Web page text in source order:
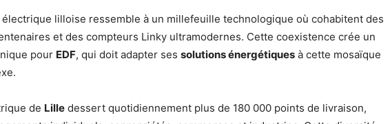
électrique lilloise ressemble à un millefeuille technologique où cohabitent des
et des compteurs Linky ultramodernes. Cette coexistence crée un
pour EDF, qui doit adapter ses solutions énergétiques à cette mosaïque
de Lille dessert quotidiennement plus de 180 000 points de livraison,